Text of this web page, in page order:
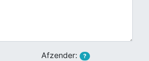
Afzender: ?